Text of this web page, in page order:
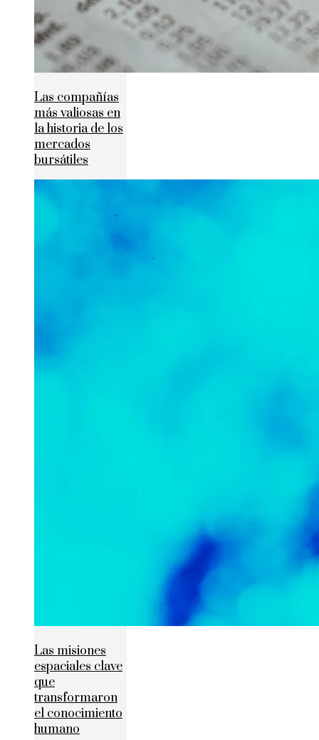
Las compañías
más valiosas en
la historia de los
mercados
bursátiles
Las misiones
espaciales clave
que
transformaron
el conocimiento
humano